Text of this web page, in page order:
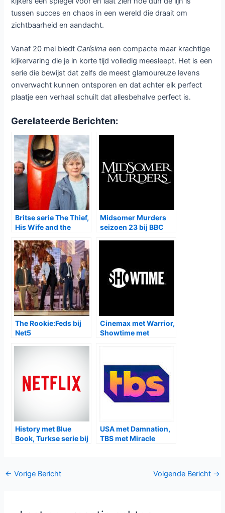
afleveringen van slechts tien minuten wordt het verhaal in
hoog tempo verteld. Dit zorgt voor een dynamische
kijkervaring waarin elke scène direct impact heeft en er
ideaal voor kijkers die op zoek zijn naar een snelle
maar meeslepende serie.
Wat deze reeks extra bijzonder maakt, is de oorsprong van
het hoofdpersonage. Caro Pardíaco begon ooit als een
online sketch en groeide via sociale media uit tot een
populair fenomeen. De overstap naar een volwaardige serie
laat zien hoe digitale cultuur steeds vaker de basis vormt
voor nieuwe televisieconcepten. Door deze achtergrond
voelt het verhaal authentiek en herkenbaar, vooral in de
manier waarop het de druk van online perfectie en publieke
verwachtingen blootlegt.
Met zijn mix van humor, spanning en maatschappijkritiek
weetCarísimaeen frisse toon te zetten. De serie houdt
tussen succes en chaos in een wereld die draait om
zichtbaarheid en aandacht.
Vanaf 20 mei biedt Carísima
een compacte maar krachtige
kijkervaring die je in korte tijd volledig meesleept. Het is een
serie die bewijst dat zelfs de meest glamoureuze levens
onverwacht kunnen ontsporen en dat achter elk perfect
plaatje een verhaal schuilt dat allesbehalve perfect is.
Canoe bij NPO2
First, VRT1 en NPO2